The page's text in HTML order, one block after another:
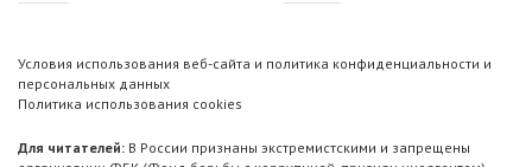
Условия использования веб-сайта и политика конфиденциальности и
персональных данных
Политика использования cookies
Для читателей: В России признаны экстремистскими и запрещены